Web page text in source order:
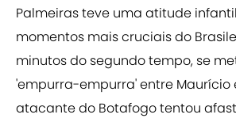
Palmeiras teve uma atitude
momentos mais cruciais do
minutos do segundo tempo, se
'empurra-empurra' entre Maurício
atacante do Botafogo tentou